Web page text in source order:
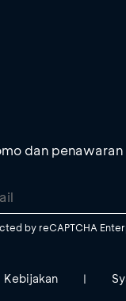
dan
by reCAPTCHA
Kebijakan |